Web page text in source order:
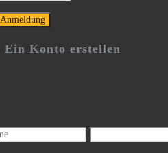
Ein Konto erstellen